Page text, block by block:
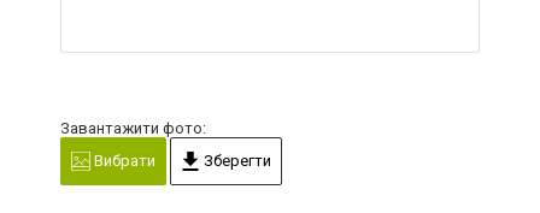
Завантажити фото:
Вибрати
Зберегти